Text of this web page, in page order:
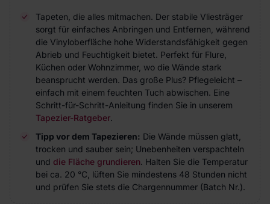
Tapeten, die alles mitmachen. Der stabile Vliesträger
sorgt für einfaches Anbringen und Entfernen, während
die Vinyloberfläche hohe Widerstandsfähigkeit gegen
Abrieb und Feuchtigkeit bietet. Perfekt für Flure,
Küchen oder Wohnzimmer, wo die Wände stark
beansprucht werden. Das große Plus? Pflegeleicht –
einfach mit einem feuchten Tuch abwischen. Eine
Schritt-für-Schritt-Anleitung finden Sie in unserem
Tapezier-Ratgeber.
Tipp vor dem Tapezieren: Die Wände müssen glatt,
trocken und sauber sein; Unebenheiten verspachteln
und die Fläche grundieren. Halten Sie die Temperatur
bei ca. 20 °C, lüften Sie mindestens 48 Stunden nicht
und prüfen Sie stets die Chargennummer (Batch Nr.).